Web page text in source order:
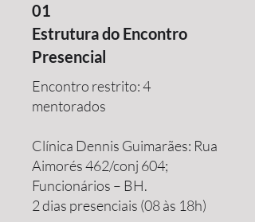
01
Estrutura do Encontro
Presencial
Encontro restrito: 4
mentorados
Clínica Dennis Guimarães: Rua
Aimorés 462/conj 604;
Funcionários – BH.
2 dias presenciais (08 às 18h)